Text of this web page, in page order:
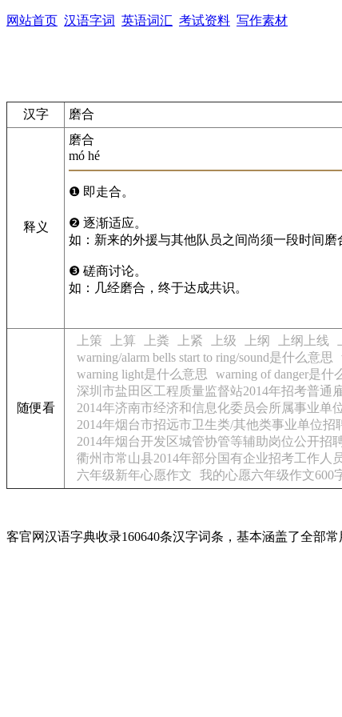
网站首页 汉语字词 英语词汇 考试资料 写作素材
汉字 磨合
释义
磨合
mó hé
❶ 即走合。
❷ 逐渐适应。
如：新来的外援与其他队员之间尚须一段时间磨
❸ 磋商讨论。
如：几经磨合，终于达成共识。
随便看
上策 上算 上粪 上紧 上级 上纲 上纲上线
warning/alarm bells start to ring/sound是什么意思
warning light是什么意思
warning of danger是什
深圳市盐田区工程质量监督站2014年招考普通
2014年济南市经济和信息化委员会所属事业单
2014年烟台市招远市卫生类/其他类事业单位
2014年烟台开发区城管协管等辅助岗位公开招
衢州市常山县2014年部分国有企业招考工作人
六年级新年心愿作文
我的心愿六年级作文600
客官网汉语字典收录160640条汉字词条，基本涵盖了全部